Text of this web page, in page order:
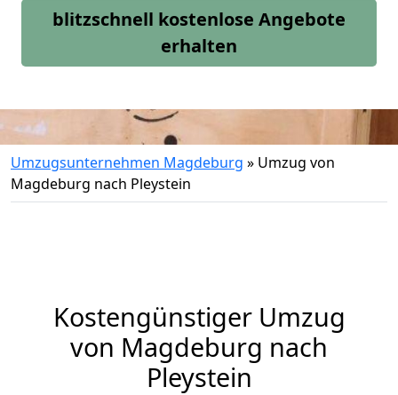
blitzschnell kostenlose Angebote
erhalten
Umzugsunternehmen Magdeburg » Umzug von
Magdeburg nach Pleystein
Kostengünstiger Umzug
von Magdeburg nach
Pleystein